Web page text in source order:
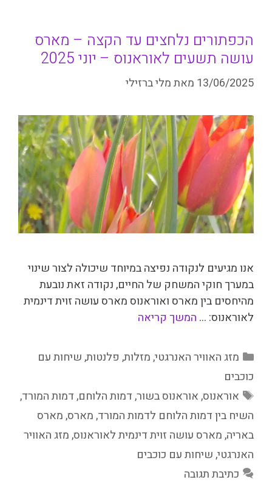
הכפתורים נלחצים עד הקצה – מארס
עושה תשעים לאוראנוס – יוני 2025
13/06/2025 מאתמלי ברזילי
אנו מגיעים לנקודה נפיצה במיוחד שיכולה לצור שינוי
במערך חוקי המשחק של החיים, נקודה זאת נובעת
מהיחסים בין מארס ואוראנוס מארס עושה זוית דינמית
לאוראנוס: … המשך קריאה
קטגוריות
מזג האוויר האנרגטי,מזלות, פלנטות,שיחות עם
כוכבים
תגיות
אוראנוס,אוראנוס בשור,דמות הלוחם,דמות המורד,
השיח בין דמות הלוחם לדמות המורד,מארס,מארס
באריה,מארס עושה זוית דינמית לאוראנוס,מזג האוויר
האנרגטי,שיחות עם כוכבים
כתיבת תגובה